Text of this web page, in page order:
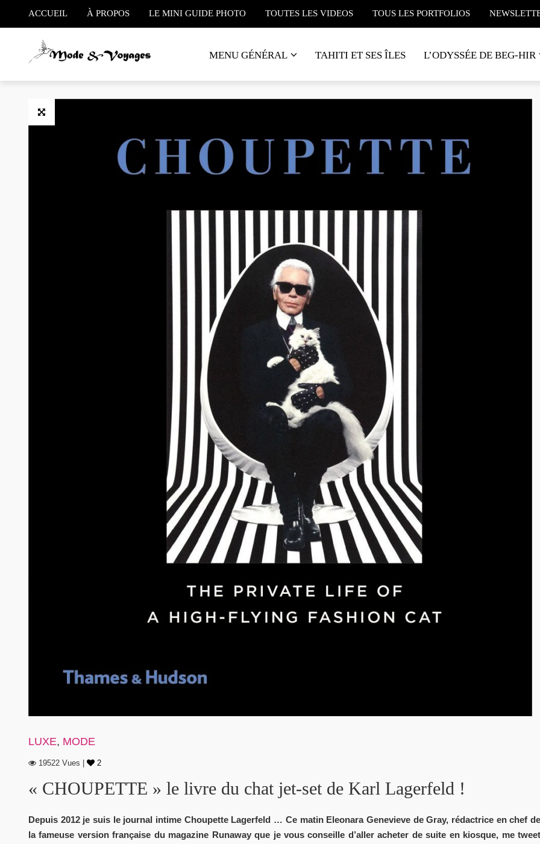
ACCUEIL À PROPOS LE MINI GUIDE PHOTO TOUTES LES VIDEOS TOUS LES PORTFOLIOS
MENU GÉNÉRAL TAHITI ET SES ÎLES L’ODYSSÉE DE BEG-HIR
LUXE, MODE
19522 Vues | 2
« CHOUPETTE » le livre du chat jet-set de Karl Lagerfeld !
Depuis 2012 je suis le journal intime Choupette Lagerfeld … Ce matin Eleonara Genevieve de Gray, rédactrice en chef de
la fameuse version française du magazine Runaway que je vous conseille d’aller acheter de suite en kiosque, me tweet